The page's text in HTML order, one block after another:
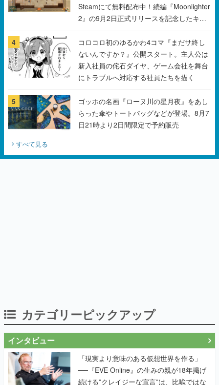
4
コロコロ初のゆるかわ4コマ『まだサ終し
ないんですか？』公開スタート。主人公は
新入社員の侘石ダイヤ、ゲーム会社を舞台
にトラブルへ対応する社員たちを描く
5
ゴッホの名画『ローヌ川の星月夜』をあし
らった傘やトートバッグなどが登場。8月7
日21時より2日間限定で予約販売
すべて見る
「現実より意味のある仮想世界を作る」
──『EVE Online』の生みの親が18年掲げ
く本気だった
作り込みのすさまじさにコラボ先も驚嘆